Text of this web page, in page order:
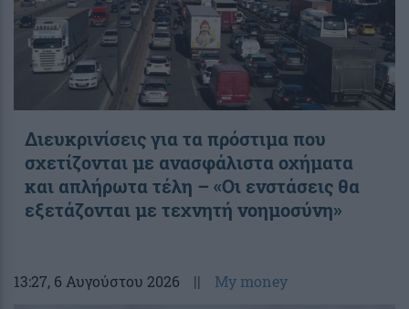
Διευκρινίσεις για τα πρόστιμα που
σχετίζονται με ανασφάλιστα οχήματα
και απλήρωτα τέλη – «Οι ενστάσεις θα
εξετάζονται με τεχνητή νοημοσύνη»
13:27, 6 Αυγούστου 2026 || My money